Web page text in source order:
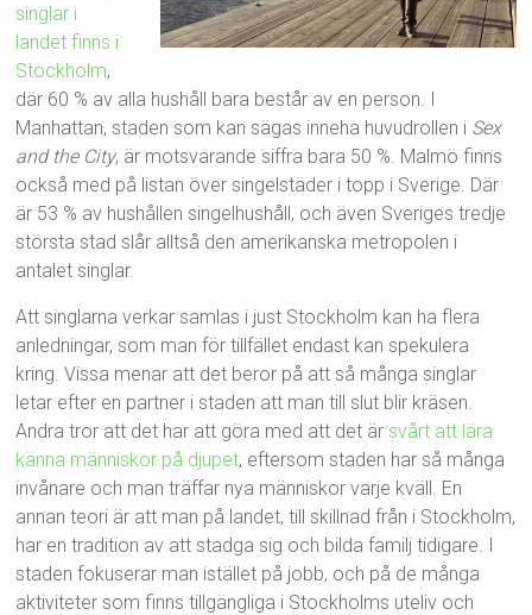
singlar i
landet finns i
Stockholm,
där 60 % av alla hushåll bara består av en person. I
Manhattan, staden som kan sägas inneha huvudrollen i Sex
and the City, är motsvarande siffra bara 50 %. Malmö finns
också med på listan över singelstäder i topp i Sverige. Där
är 53 % av hushållen singelhushåll, och även Sveriges tredje
största stad slår alltså den amerikanska metropolen i
antalet singlar.
Att singlarna verkar samlas i just Stockholm kan ha flera
anledningar, som man för tillfället endast kan spekulera
kring. Vissa menar att det beror på att så många singlar
letar efter en partner i staden att man till slut blir kräsen.
Andra tror att det har att göra med att det är svårt att lära
känna människor på djupet, eftersom staden har så många
invånare och man träffar nya människor varje kväll. En
annan teori är att man på landet, till skillnad från i Stockholm,
har en tradition av att stadga sig och bilda familj tidigare. I
staden fokuserar man istället på jobb, och på de många
aktiviteter som finns tillgängliga i Stockholms uteliv och